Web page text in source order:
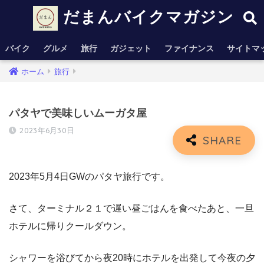
だまんバイクマガジン
バイク グルメ 旅行 ガジェット ファイナンス サイトマ
ホーム 旅行
パタヤで美味しいムーガタ屋
2023年6月30日
2023年5月4日GWのパタヤ旅行です。
さて、ターミナル２１で遅い昼ごはんを食べたあと、一旦
ホテルに帰りクールダウン。
シャワーを浴びてから夜20時にホテルを出発して今夜の夕